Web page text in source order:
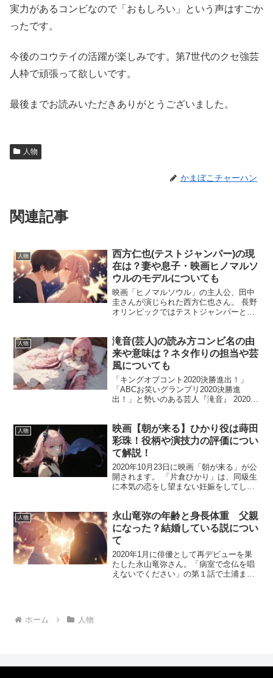
実力があるコンビなので「おもしろい」という声はすごか
ったです。
今後のコウテイの活躍が楽しみです。第7世代のクセ強芸
人枠で頑張って欲しいです。
最後までお読みいただきありがとうございました。
人物
かまぼこチャーハン
関連記事
人物
西方仁也(テストジャンパー)の現
在は？妻や息子・映画ヒノマルソ
ウルのモデルについても
映画「ヒノマルソウル」の主人公、田中
圭さんが演じられた西方仁也さん。 長野
オリンピックではテストジャンパーとし
ィールや現在について、妻や息子はどん
な人なのか調査してい...
人物
滝音(芸人)の読み方コンビ名の由
来や意味は？ネタ作りの担当や芸
風についても
「キングオブコント2020決勝進出！」
「ABCお笑いグランプリ2020決勝進
出！」と勢いのある芸人『滝音』 2020年
す。 決勝進出もあるんじゃないですか
ね。 そんな滝...
人物
映画【朝が来る】ひかり役は蒔田
彩珠！役柄や演技力の評価につい
て解説！
2020年10月23日に映画「朝が来る」が公
開されます。 「片倉ひかり」は、同級生
に本気の恋をし望まない妊娠をしてしま
り役を演じたのは「蒔田彩珠」さん。 今
回は映画...
人物
永山竜弥の年齢と身長体重 父親
になった？結婚している説につい
て
2020年1月に俳優として再デビューを果
たした永山竜弥さん。「病室で念仏を唱
えないでください」の第１話で土浦まさ
ホーム 人物